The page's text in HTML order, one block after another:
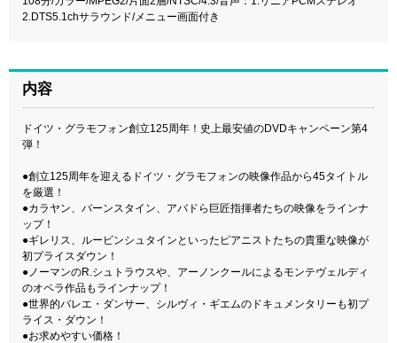
2.DTS5.1chサラウンド/メニュー画面付き
内容
ドイツ・グラモフォン創立125周年！史上最安値のDVDキャンペーン第4
弾！
●創立125周年を迎えるドイツ・グラモフォンの映像作品から45タイトル
を厳選！
●カラヤン、バーンスタイン、アバドら巨匠指揮者たちの映像をラインナ
ップ！
●ギレリス、ルービンシュタインといったピアニストたちの貴重な映像が
初プライスダウン！
●ノーマンのR.シュトラウスや、アーノンクールによるモンテヴェルディ
のオペラ作品もラインナップ！
●世界的バレエ・ダンサー、シルヴィ・ギエムのドキュメンタリーも初プ
ライス・ダウン！
●お求めやすい価格！